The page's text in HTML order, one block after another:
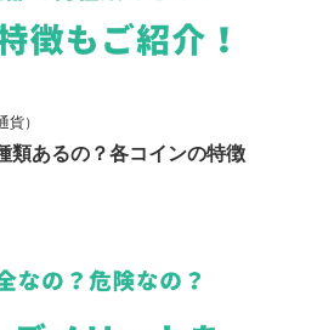
貨）
類あるの？各コインの特徴